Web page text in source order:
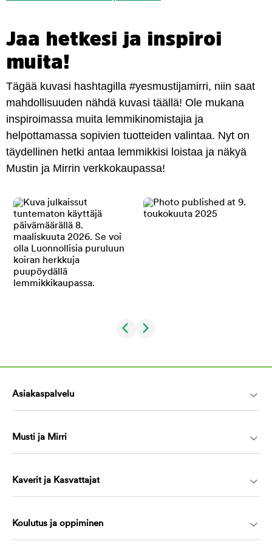
Jaa hetkesi ja inspiroi
muita!
Tägää kuvasi hashtagilla #yesmustijamirri, niin saat
mahdollisuuden nähdä kuvasi täällä! Ole mukana
inspiroimassa muita lemmikinomistajia ja
helpottamassa sopivien tuotteiden valintaa. Nyt on
täydellinen hetki antaa lemmikkisi loistaa ja näkyä
Mustin ja Mirrin verkkokaupassa!
Asiakaspalvelu
Musti ja Mirri
Kaverit ja Kasvattajat
Koulutus ja oppiminen